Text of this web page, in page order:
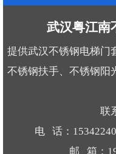
武汉粤江南
提供武汉不锈钢电梯门
不锈钢扶手、不锈钢阳
联
电 话：
邮 箱：